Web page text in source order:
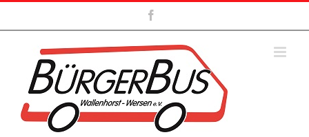
Zum
springen